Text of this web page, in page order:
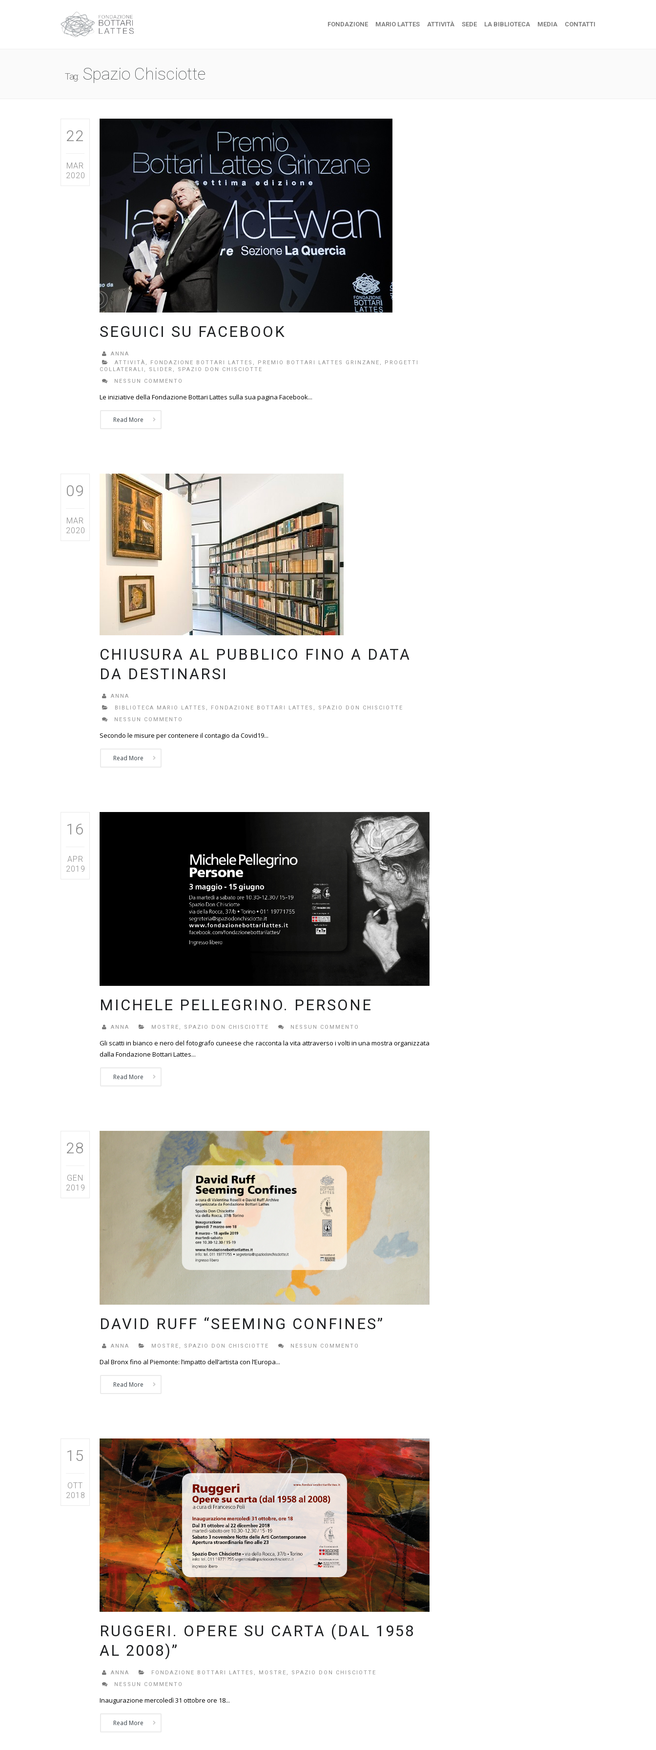
FONDAZIONE MARIO LATTES ATTIVITÀ SEDE LA BIBLIOTECA MEDIA CONTATTI
Tag:Spazio Chisciotte
22
MAR
2020
SEGUICI SU FACEBOOK
ANNA
ATTIVITÀ , FONDAZIONE BOTTARI LATTES , PREMIO BOTTARI LATTES GRINZANE , PROGETTI
COLLATERALI , SLIDER , SPAZIO DON CHISCIOTTE
NESSUN COMMENTO
Le iniziative della Fondazione Bottari Lattes sulla sua pagina Facebook...
Read More
09
MAR
2020
CHIUSURA AL PUBBLICO FINO A DATA
DA DESTINARSI
ANNA
BIBLIOTECA MARIO LATTES , FONDAZIONE BOTTARI LATTES , SPAZIO DON CHISCIOTTE
NESSUN COMMENTO
Secondo le misure per contenere il contagio da Covid19...
Read More
16
APR
2019
MICHELE PELLEGRINO. PERSONE
ANNA MOSTRE , SPAZIO DON CHISCIOTTE NESSUN COMMENTO
Gli scatti in bianco e nero del fotografo cuneese che racconta la vita attraverso i volti in una mostra organizzata
dalla Fondazione Bottari Lattes...
Read More
28
GEN
2019
DAVID RUFF “SEEMING CONFINES”
ANNA MOSTRE SPAZIO DON CHISCIOTTE NESSUN COMMENTO
Dal Bronx fino al Piemonte: l’impatto dell’artista con l’Europa...
Read More
15
OTT
2018
RUGGERI. OPERE SU CARTA (DAL 1958
AL 2008)”
ANNA FONDAZIONE BOTTARI LATTES , MOSTRE , SPAZIO DON CHISCIOTTE
NESSUN COMMENTO
Inaugurazione mercoledì 31 ottobre ore 18...
Read More